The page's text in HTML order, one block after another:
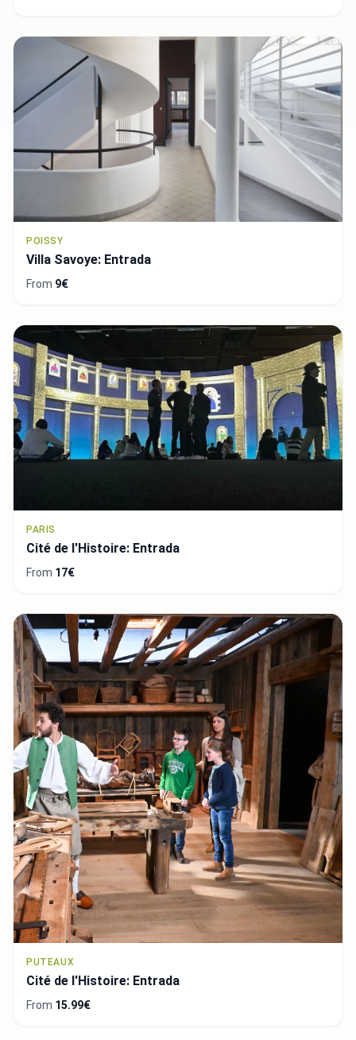
POISSY
Villa Savoye: Entrada
From 9€
PARIS
Cité de l'Histoire: Entrada
From 17€
PUTEAUX
Cité de l'Histoire: Entrada
From 15.99€